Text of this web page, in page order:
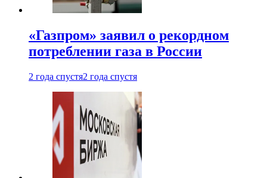
«Газпром» заявил о рекордном
потреблении газа в России
2 года спустя2 года спустя